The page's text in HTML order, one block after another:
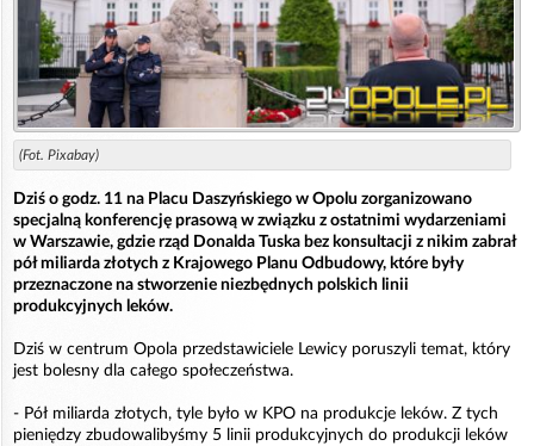
(Fot. Pixabay)
Dziś o godz. 11 na Placu Daszyńskiego w Opolu zorganizowano
specjalną konferencję prasową w związku z ostatnimi wydarzeniami
w Warszawie, gdzie rząd Donalda Tuska bez konsultacji z nikim zabrał
pół miliarda złotych z Krajowego Planu Odbudowy, które były
przeznaczone na stworzenie niezbędnych polskich linii
produkcyjnych leków.
Dziś w centrum Opola przedstawiciele Lewicy poruszyli temat, który
jest bolesny dla całego społeczeństwa.
- Pół miliarda złotych, tyle było w KPO na produkcje leków. Z tych
pieniędzy zbudowalibyśmy 5 linii produkcyjnych do produkcji leków